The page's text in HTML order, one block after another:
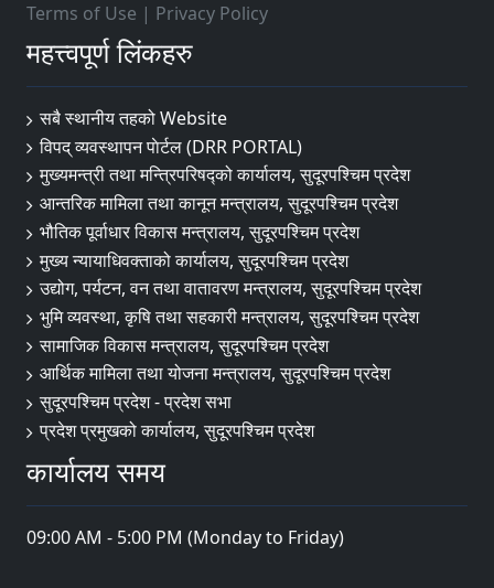
Terms of Use | Privacy Policy
महत्त्वपूर्ण लिंकहरु
सबै स्थानीय तहको Website
विपद् व्यवस्थापन पाेर्टल (DRR PORTAL)
मुख्यमन्त्री तथा मन्त्रिपरिषद्को कार्यालय, सुदूरपश्चिम प्रदेश
आन्तरिक मामिला तथा कानून मन्त्रालय, सुदूरपश्चिम प्रदेश
भौतिक पूर्वाधार विकास मन्त्रालय, सुदूरपश्चिम प्रदेश
मुख्य न्यायाधिवक्ताको कार्यालय, सुदूरपश्चिम प्रदेश
उद्योग, पर्यटन, वन तथा वातावरण मन्त्रालय, सुदूरपश्चिम प्रदेश
भुमि व्यवस्था, कृषि तथा सहकारी मन्त्रालय, सुदूरपश्चिम प्रदेश
सामाजिक विकास मन्त्रालय, सुदूरपश्चिम प्रदेश
आर्थिक मामिला तथा योजना मन्त्रालय, सुदूरपश्चिम प्रदेश
सुदूरपश्चिम प्रदेश - प्रदेश सभा
प्रदेश प्रमुखको कार्यालय, सुदूरपश्चिम प्रदेश
कार्यालय समय
09:00 AM - 5:00 PM (Monday to Friday)